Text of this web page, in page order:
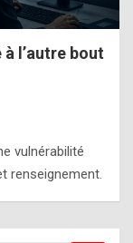
l’autre bout
vulnérabilité
renseignement.